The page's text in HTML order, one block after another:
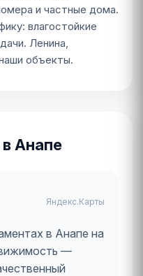
и частные дома.
влагостойкие
Ленина,
объекты.
Анапе
Яндекс.Карты
в Анапе на
—